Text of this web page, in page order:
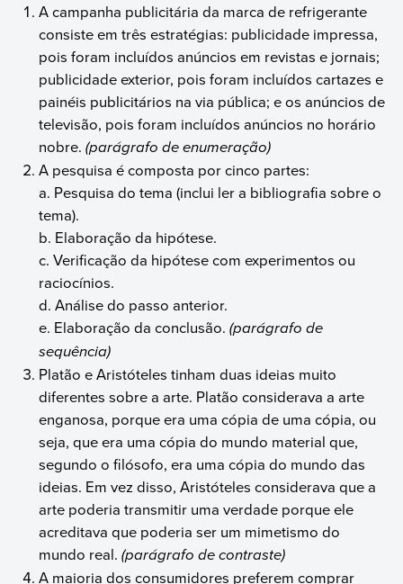
A campanha publicitária da marca de refrigerante
consiste em três estratégias: publicidade impressa,
pois foram incluídos anúncios em revistas e jornais;
publicidade exterior, pois foram incluídos cartazes e
painéis publicitários na via pública; e os anúncios de
televisão, pois foram incluídos anúncios no horário
nobre.(parágrafo de enumeração)
A pesquisa é composta por cinco partes:
a. Pesquisa do tema (inclui ler a bibliografia sobre o
tema).
b. Elaboração da hipótese.
c. Verificação da hipótese com experimentos ou
raciocínios.
d. Análise do passo anterior.
e. Elaboração da conclusão.(parágrafo de
sequência)
Platão e Aristóteles tinham duas ideias muito
diferentes sobre a arte. Platão considerava a arte
enganosa, porque era uma cópia de uma cópia, ou
seja, que era uma cópia do mundo material que,
segundo o filósofo, era uma cópia do mundo das
ideias. Em vez disso, Aristóteles considerava que a
arte poderia transmitir uma verdade porque ele
acreditava que poderia ser um mimetismo do
mundo real.(parágrafo de contraste)
A maioria dos consumidores preferem comprar